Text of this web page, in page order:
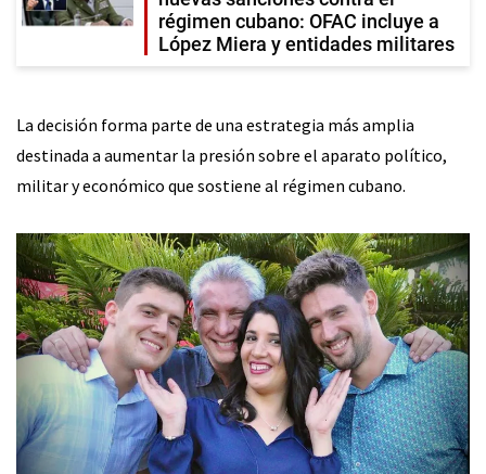
régimen cubano: OFAC incluye a
López Miera y entidades militares
La decisión forma parte de una estrategia más amplia
destinada a aumentar la presión sobre el aparato político,
militar y económico que sostiene al régimen cubano.